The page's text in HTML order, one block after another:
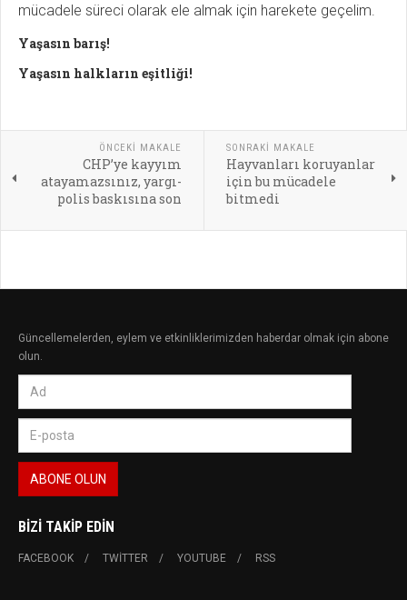
mücadele süreci olarak ele almak için harekete geçelim.
Yaşasın barış!
Yaşasın halkların eşitliği!
ÖNCEKI MAKALE
CHP’ye kayyım
atayamazsınız, yargı-
polis baskısına son
SONRAKI MAKALE
Hayvanları koruyanlar
için bu mücadele
bitmedi
Güncellemelerden, eylem ve etkinliklerimizden haberdar olmak için abone
olun.
BIZI TAKIP EDIN
FACEBOOK TWITTER YOUTUBE RSS